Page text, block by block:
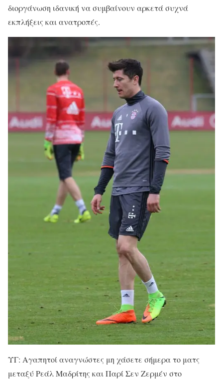
διοργάνωση ιδανική να συμβαίνουν αρκετά συχνά
εκπλήξεις και ανατροπές.
ΥΓ: Αγαπητοί αναγνώστες μη χάσετε σήμερα το ματς
μεταξύ Ρεάλ Μαδρίτης και Παρί Σεν Ζερμέν στο